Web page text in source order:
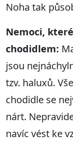
Noha tak
Nemoci,
chodidlem:
jsou
tzv. haluxů.
chodidle se
nárt.
navíc vést ke